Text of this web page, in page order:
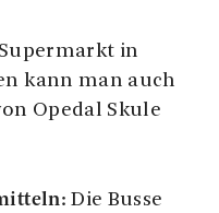
in
kann man auch
Opedal Skule
Die Busse